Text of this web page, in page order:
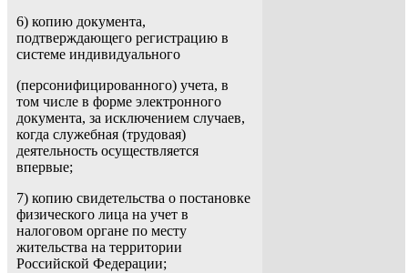
6) копию документа,
подтверждающего регистрацию в
системе индивидуального
(персонифицированного) учета, в
том числе в форме электронного
документа, за исключением случаев,
когда служебная (трудовая)
деятельность осуществляется
впервые;
7) копию свидетельства о постановке
физического лица на учет в
налоговом органе по месту
жительства на территории
Российской Федерации;